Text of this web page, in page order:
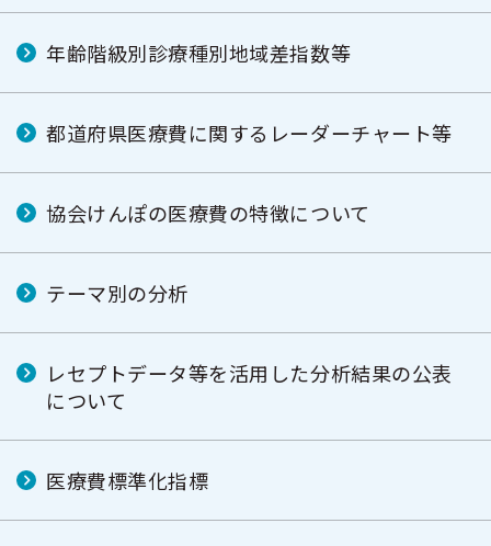
年齢階級別診療種別地域差指数等
都道府県医療費に関するレーダーチャート等
協会けんぽの医療費の特徴について
テーマ別の分析
レセプトデータ等を活用した分析結果の公表
について
医療費標準化指標